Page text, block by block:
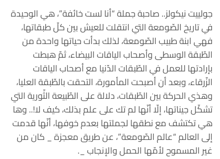
جولييت نيكولز.. صاحبة جملة “أنا لست خائفة”، هي الوحيدة
في تاريخ الصّومعة التي انتقلت للعيش بين كلّ طبقاتها،
فهي ابنة طبيب الصّومعة، لذلك بدأت حياتها واحدة من
الطّبقة الوسطى وأصحاب الياقات البيضاء، ثمّ هبطت
بإرادتها للعمل في الطّبقات الدّنيا مع أصحاب الياقات
الزّرقاء، وبعد أن أصبحت المأمورة، التحقت بالطّبقة العليا،
وهذي الحركة بين الطّبقات، دلالة على الطّبيعة الثّورية التي
تشكّل جيناتها، إلّا أنّها لم تك على علم بذلك، كيف لا!.. وها
هي تكتشف مع نطقها لجملتها بعدم خوفها، أنّها قدمت
إلى العالم “عالم الصّومعة”، عن طريق معجزة _ كان من
غير المسموح لأمّها الحمل والإنجاب _.